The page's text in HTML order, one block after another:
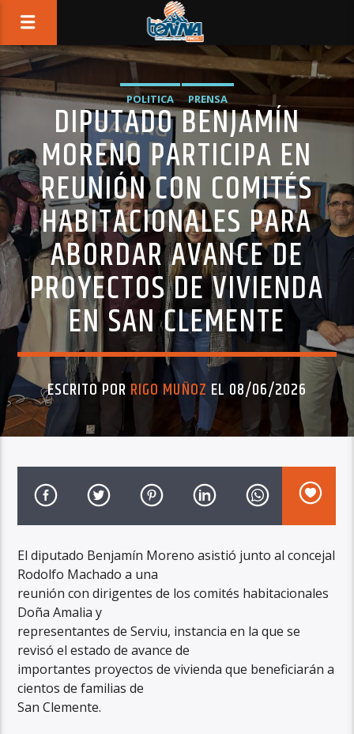
POLITICA PRENSA
DIPUTADO BENJAMÍN
MORENO PARTICIPA EN
REUNIÓN CON COMITÉS
HABITACIONALES PARA
ABORDAR AVANCE DE
PROYECTOS DE VIVIENDA
EN SAN CLEMENTE
ESCRITO POR RIGO MUÑOZ EL 08/06/2026
El diputado Benjamín Moreno asistió junto al concejal
Rodolfo Machado a una
reunión con dirigentes de los comités habitacionales
Doña Amalia y
representantes de Serviu, instancia en la que se
revisó el estado de avance de
importantes proyectos de vivienda que beneficiarán a
cientos de familias de
San Clemente.